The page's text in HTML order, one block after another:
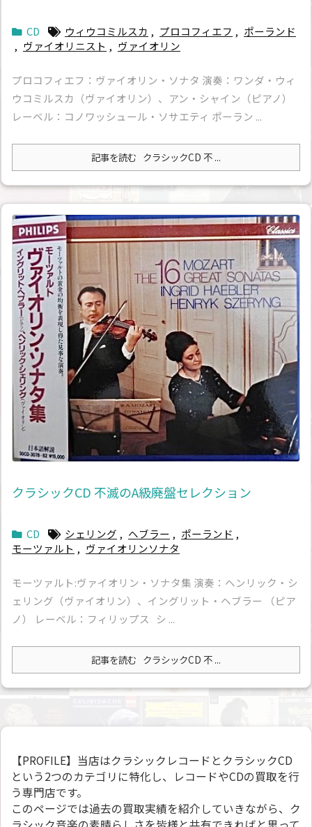
CD ウィウコミルスカ , プロコフィエフ , ポーランド
, ヴァイオリニスト , ヴァイオリン
プロコフィエフ：ヴァイオリン・ソナタ 演奏：ワンダ・ウィ
ウコミルスカ（ヴァイオリン）、アン・シャイン（ピアノ）
レーベル：コノワッシュール・ソサエティ ポーラン ...
記事を読む クラシックCD 不 ...
クラシックCD 不滅のA級廃盤セレクション
CD シェリング , ヘブラー , ポーランド ,
モーツァルト , ヴァイオリンソナタ
モーツァルト:ヴァイオリン・ソナタ集 演奏：ヘンリック・シ
ェリング（ヴァイオリン）、イングリット・ヘブラー （ピア
ノ） レーベル：フィリップス シ ...
記事を読む クラシックCD 不 ...
【PROFILE】当店はクラシックレコードとクラシックCD
という2つのカテゴリに特化し、レコードやCDの買取を行
う専門店です。
このページでは過去の買取実績を紹介していきながら、ク